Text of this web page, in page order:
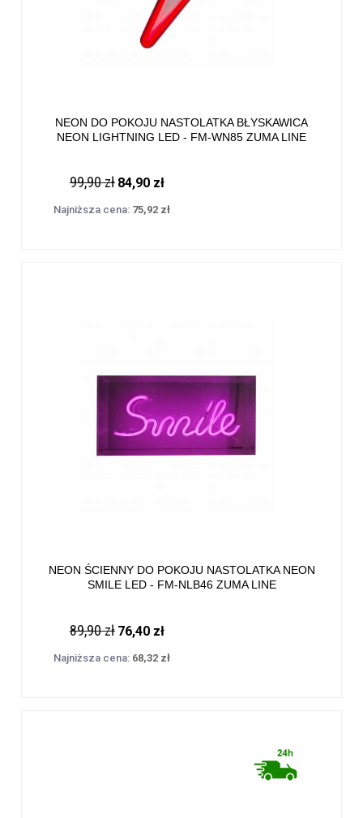
NEON DO POKOJU NASTOLATKA BŁYSKAWICA
NEON LIGHTNING LED - FM-WN85 ZUMA LINE
99,90 zł 84,90 zł
Najniższa cena: 75,92 zł
NEON ŚCIENNY DO POKOJU NASTOLATKA NEON
SMILE LED - FM-NLB46 ZUMA LINE
89,90 zł 76,40 zł
Najniższa cena: 68,32 zł